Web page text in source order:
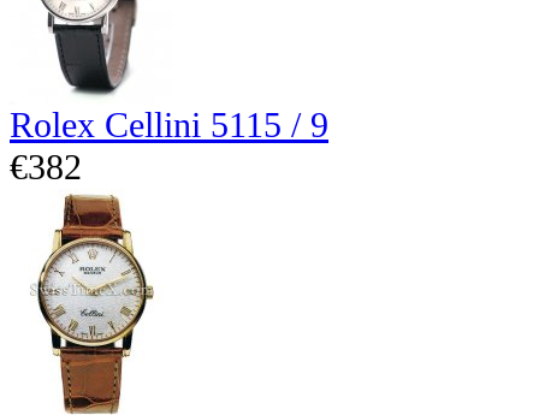
Rolex Cellini 5115 / 9
€382